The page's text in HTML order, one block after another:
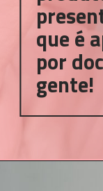
que é
por
gente!